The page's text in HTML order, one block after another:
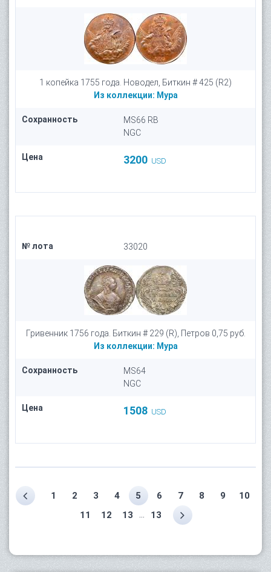
1 копейка 1755 года. Новодел, Биткин # 425 (R2)
Из коллекции: Мура
Сохранность
MS66 RB
NGC
Цена 3200 USD
№ лота 33020
Гривенник 1756 года. Биткин # 229 (R), Петров 0,75 руб.
Из коллекции: Мура
Сохранность
MS64
NGC
Цена 1508 USD
1 2 3 4 5 6 7 8 9
10
11
12 13 13